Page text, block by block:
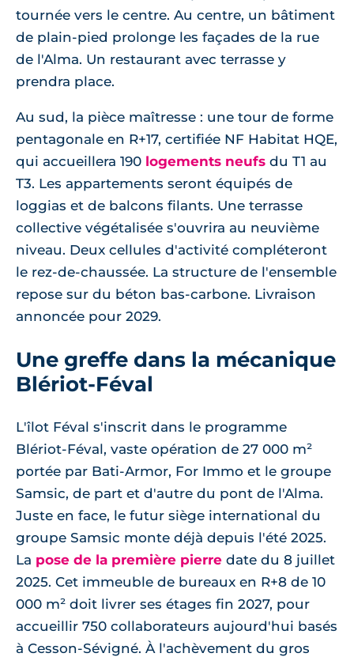
tournée vers le centre. Au centre, un bâtiment
de plain-pied prolonge les façades de la rue
de l'Alma. Un restaurant avec terrasse y
prendra place.
Au sud, la pièce maîtresse : une tour de forme
pentagonale en R+17, certifiée NF Habitat HQE,
qui accueillera 190 logements neufs du T1 au
T3. Les appartements seront équipés de
loggias et de balcons filants. Une terrasse
collective végétalisée s'ouvrira au neuvième
niveau. Deux cellules d'activité compléteront
le rez-de-chaussée. La structure de l'ensemble
repose sur du béton bas-carbone. Livraison
annoncée pour 2029.
Une greffe dans la mécanique
Blériot-Féval
L'îlot Féval s'inscrit dans le programme
Blériot-Féval, vaste opération de 27 000 m²
portée par Bati-Armor, For Immo et le groupe
Samsic, de part et d'autre du pont de l'Alma.
Juste en face, le futur siège international du
groupe Samsic monte déjà depuis l'été 2025.
La pose de la première pierre date du 8 juillet
2025. Cet immeuble de bureaux en R+8 de 10
000 m² doit livrer ses étages fin 2027, pour
accueillir 750 collaborateurs aujourd'hui basés
à Cesson-Sévigné. À l'achèvement du gros